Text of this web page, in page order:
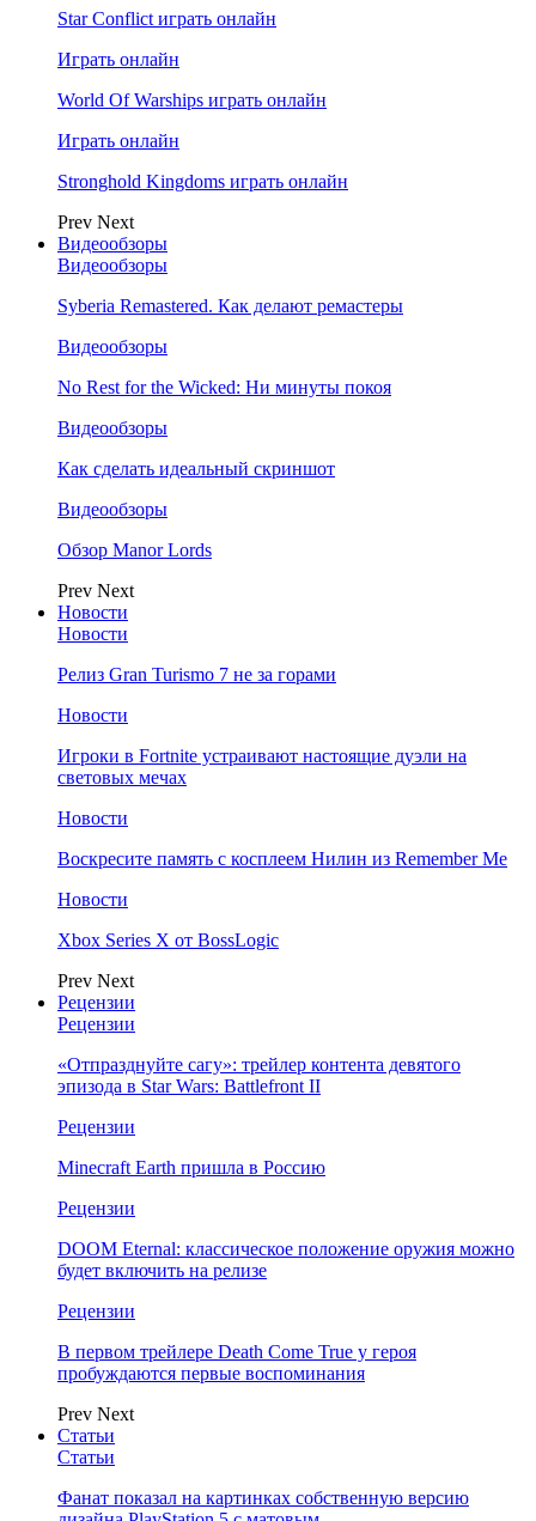
Star Conflict играть онлайн
Играть онлайн
World Of Warships играть онлайн
Играть онлайн
Stronghold Kingdoms играть онлайн
Prev Next
Видеообзоры
Видеообзоры
Syberia Remastered. Как делают ремастеры
Видеообзоры
No Rest for the Wicked: Ни минуты покоя
Видеообзоры
Как сделать идеальный скриншот
Видеообзоры
Обзор Manor Lords
Prev Next
Новости
Новости
Релиз Gran Turismo 7 не за горами
Новости
Игроки в Fortnite устраивают настоящие дуэли на
световых мечах
Новости
Воскресите память с косплеем Нилин из Remember Me
Новости
Xbox Series X от BossLogic
Prev Next
Рецензии
Рецензии
«Отпразднуйте сагу»: трейлер контента девятого
эпизода в Star Wars: Battlefront II
Рецензии
Minecraft Earth пришла в Россию
Рецензии
DOOM Eternal: классическое положение оружия можно
будет включить на релизе
Рецензии
В первом трейлере Death Come True у героя
пробуждаются первые воспоминания
Prev Next
Статьи
Статьи
Фанат показал на картинках собственную версию